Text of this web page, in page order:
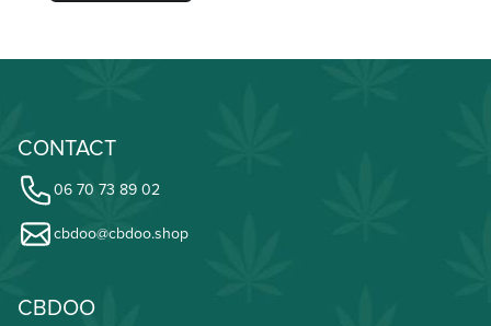
CONTACT
06 70 73 89 02
cbdoo@cbdoo.shop
CBDOO